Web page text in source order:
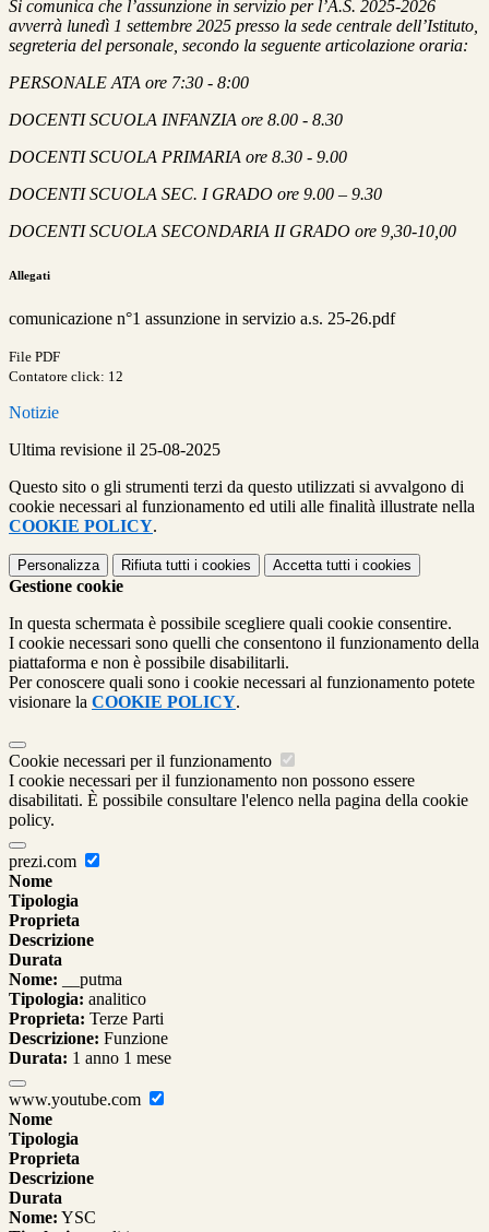
Si comunica che l’assunzione in servizio per l’A.S. 2025-2026
avverrà lunedì 1 settembre 2025 presso la sede centrale dell’Istituto,
segreteria del personale, secondo la seguente articolazione oraria:
PERSONALE ATA ore 7:30 - 8:00
DOCENTI SCUOLA INFANZIA ore 8.00 - 8.30
DOCENTI SCUOLA PRIMARIA ore 8.30 - 9.00
DOCENTI SCUOLA SEC. I GRADO ore 9.00 – 9.30
DOCENTI SCUOLA SECONDARIA II GRADO ore 9,30-10,00
Allegati
comunicazione n°1 assunzione in servizio a.s. 25-26.pdf
File PDF
Contatore click: 12
Notizie
Ultima revisione il 25-08-2025
Questo sito o gli strumenti terzi da questo utilizzati si avvalgono di
cookie necessari al funzionamento ed utili alle finalità illustrate nella
COOKIE POLICY.
Personalizza Rifiuta tutti i cookies Accetta tutti i cookies
Gestione cookie
In questa schermata è possibile scegliere quali cookie consentire.
I cookie necessari sono quelli che consentono il funzionamento della
piattaforma e non è possibile disabilitarli.
Per conoscere quali sono i cookie necessari al funzionamento potete
visionare la COOKIE POLICY.
Cookie necessari per il funzionamento
I cookie necessari per il funzionamento non possono essere
disabilitati. È possibile consultare l'elenco nella pagina della cookie
policy.
prezi.com
Nome
Tipologia
Proprieta
Descrizione
Durata
Nome: __putma
Tipologia: analitico
Proprieta: Terze Parti
Descrizione: Funzione
Durata: 1 anno 1 mese
www.youtube.com
Nome
Tipologia
Proprieta
Descrizione
Durata
Nome: YSC